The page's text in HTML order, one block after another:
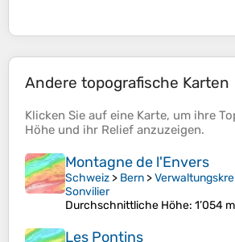
Andere topografische Karten
Klicken Sie auf eine Karte, um ihre
Höhe und ihr Relief anzuzeigen.
Montagne de l'Envers
Schweiz > Bern >
Sonvilier
Durchschnittliche Höhe: 1’054 m
Les Pontins